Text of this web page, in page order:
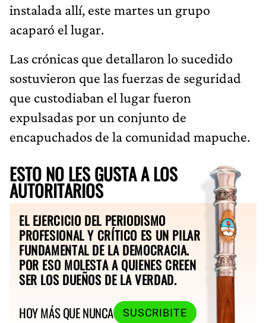
instalada allí, este martes un grupo
acaparó el lugar.
Las crónicas que detallaron lo sucedido
sostuvieron que las fuerzas de seguridad
que custodiaban el lugar fueron
expulsadas por un conjunto de
encapuchados de la comunidad mapuche.
ESTO NO LES GUSTA A LOS
AUTORITARIOS
EL EJERCICIO DEL PERIODISMO
PROFESIONAL Y CRÍTICO ES UN PILAR
FUNDAMENTAL DE LA DEMOCRACIA.
POR ESO MOLESTA A QUIENES CREEN
SER LOS DUEÑOS DE LA VERDAD.
HOY MÁS QUE NUNCA
SUSCRIBITE